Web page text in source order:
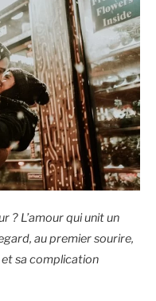
? L’amour qui unit un
au premier sourire,
sa complication